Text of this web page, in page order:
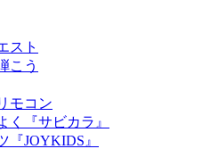
スト
こう
モコン
く『サビカラ』
『JOYKIDS』